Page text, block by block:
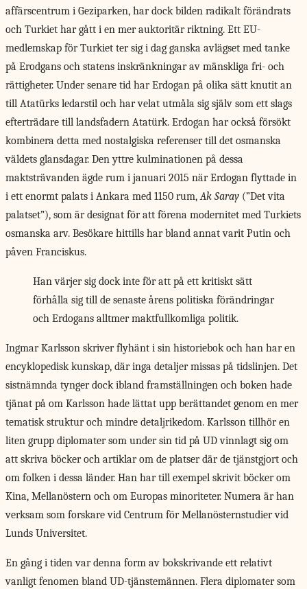
affärscentrum i Geziparken, har dock bilden radikalt förändrats
och Turkiet har gått i en mer auktoritär riktning. Ett EU-
medlemskap för Turkiet ter sig i dag ganska avlägset med tanke
på Erodgans och statens inskränkningar av mänskliga fri- och
rättigheter. Under senare tid har Erdogan på olika sätt knutit an
till Atatürks ledarstil och har velat utmåla sig själv som ett slags
efterträdare till landsfadern Atatürk. Erdogan har också försökt
kombinera detta med nostalgiska referenser till det osmanska
väldets glansdagar. Den yttre kulminationen på dessa
maktsträvanden ägde rum i januari 2015 när Erdogan flyttade in
i ett enormt palats i Ankara med 1150 rum,Ak Saray (”Det vita
palatset”), som är designat för att förena modernitet med Turkiets
osmanska arv. Besökare hittills har bland annat varit Putin och
påven Franciskus.
Han värjer sig dock inte för att på ett kritiskt sätt
förhålla sig till de senaste årens politiska förändringar
och Erdogans alltmer maktfullkomliga politik.
Ingmar Karlsson skriverflyhänt i sin historiebok och han har en
encyklopedisk kunskap, där inga detaljer missas på tidslinjen. Det
sistnämnda tynger dock ibland framställningen och boken hade
tjänat på om Karlsson hade lättat upp berättandet genom en mer
tematisk struktur och mindre detaljrikedom. Karlsson tillhör en
liten grupp diplomater som under sin tid på UD vinnlagt sig om
att skriva böcker och artiklar om de platser där de tjänstgjort och
om folken i dessa länder. Han har till exempel skrivit böcker om
Kina, Mellanöstern och om Europas minoriteter. Numera är han
verksam som forskare vid Centrum för Mellanösternstudier vid
Lunds Universitet.
En gång i tiden var denna form av bokskrivande ett relativt
vanligt fenomen bland UD-tjänstemännen. Flera diplomater som